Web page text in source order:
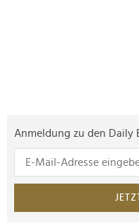
Anmeldung zu den Daily